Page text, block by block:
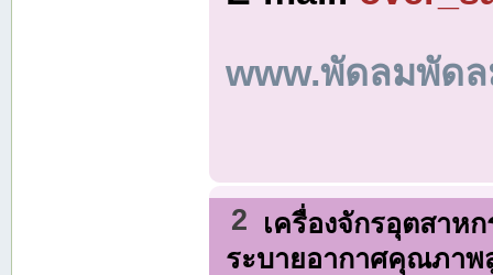
www.พัดลมพัด
2
เครื่องจักรอุตสาห
ระบายอากาศคุณภาพ